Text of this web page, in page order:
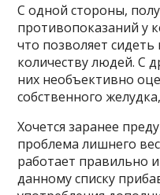
С одной стороны,
противопоказаний у
что позволяет
количеству людей. С
них необъективно
собственного
Хочется заранее
проблема лишнего
работает правильно
данному списку